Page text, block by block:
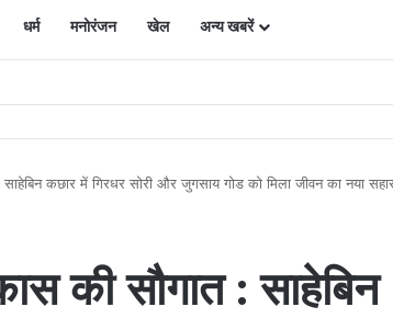
धर्म मनोरंजन खेल अन्य खबरें
में उत्साह, नैनो डीएपी और नैनो यूरिया बने किसानों के भरोसेमंद कृषि
कछार में गिरधर सोरी और जुगसाय गोड को मिला जीवन का नया
की सौगात : साहेबिन